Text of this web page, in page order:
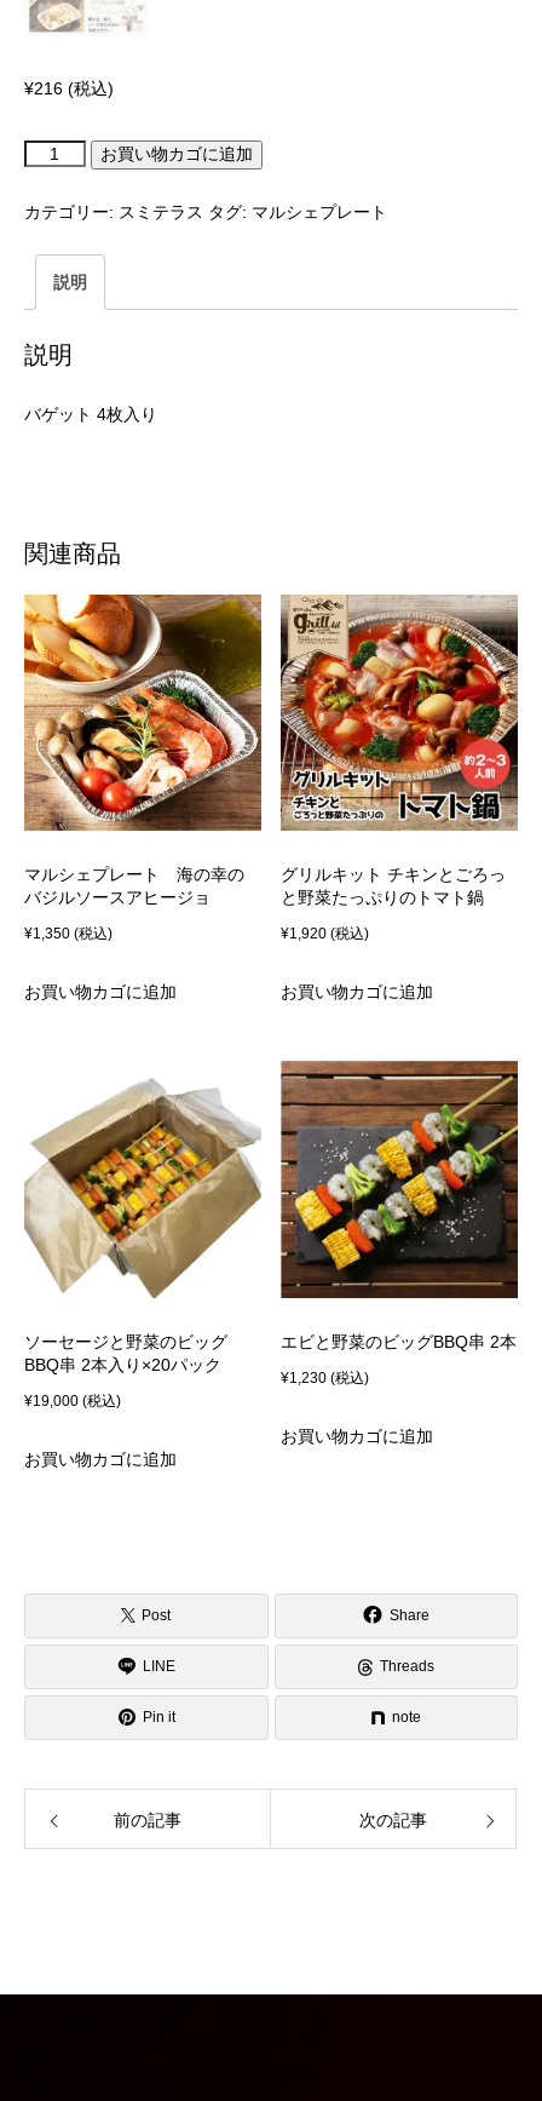
¥216 (税込)
お買い物カゴに追加
カテゴリー: スミテラス タグ: マルシェプレート
説明
説明
バゲット 4枚入り
関連商品
マルシェプレート 海の幸の
バジルソースアヒージョ
¥1,350 (税込)
お買い物カゴに追加
グリルキット チキンとごろっ
と野菜たっぷりのトマト鍋
¥1,920 (税込)
お買い物カゴに追加
ソーセージと野菜のビッグ
BBQ串 2本入り×20パック
¥19,000 (税込)
お買い物カゴに追加
エビと野菜のビッグBBQ串 2本
¥1,230 (税込)
お買い物カゴに追加
Post Share
LINE Threads
Pin it note
前の記事 次の記事